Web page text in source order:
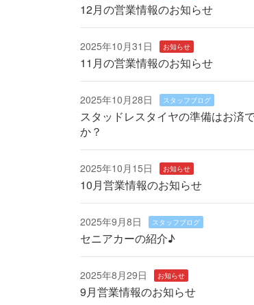
12月の営業情報のお知らせ
2025年10月31日 お知らせ
11月の営業情報のお知らせ
2025年10月28日 スタッフブログ
スタッドレスタイヤの準備はお済
か？
2025年10月15日 お知らせ
10月営業情報のお知らせ
2025年9月8日 スタッフブログ
セニアカーの紹介♪
2025年8月29日 お知らせ
9月営業情報のお知らせ